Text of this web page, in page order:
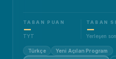
TABAN PUAN
—
TYT
—
Yerleşen
Türkçe Yeni Açılan Program